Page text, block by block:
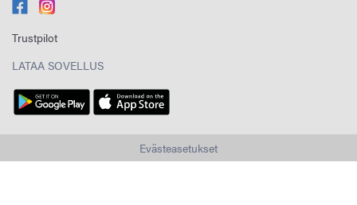
Trustpilot
LATAA SOVELLUS
Evästeasetukset